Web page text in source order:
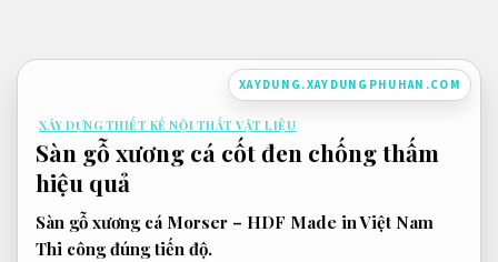
nội
XAYDUNG.XAYDUNGPHUHAN.COM
XÂY DỰNG THIẾT KẾ NỘI THẤT VẬT LIỆU
Sàn gỗ xương cá cốt đen chống thấm
hiệu quả
Sàn gỗ xương cá Morser – HDF Made in Việt Nam
Thi công đúng tiến độ.